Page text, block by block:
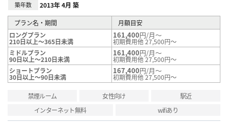
築年数 2013年 4月 築
プラン名・期間
月額目安
ロングプラン
210日以上～365日未満
161,400円/月～
初期費用他 27,500円～
ミドルプラン
90日以上～210日未満
161,400円/月～
初期費用他 27,500円～
ショートプラン
30日以上～90日未満
167,400円/月～
初期費用他 27,500円～
禁煙ルーム 女性向け
駅近
インターネット無料
wifiあり